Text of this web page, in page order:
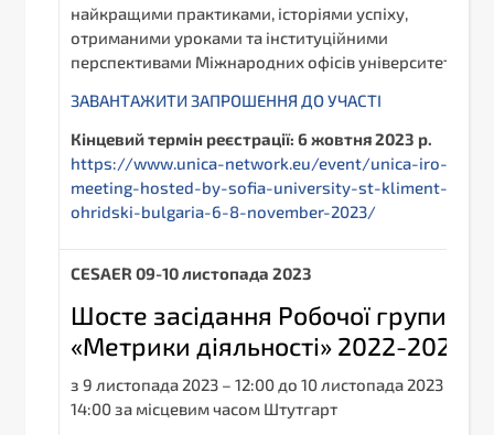
найкращими практиками, історіями успіху,
отриманими уроками та інституційними
перспективами Міжнародних офісів університетів.
ЗАВАНТАЖИТИ ЗАПРОШЕННЯ ДО УЧАСТІ
Кінцевий термін реєстрації: 6 жовтня 2023 р.
https://www.unica-network.eu/event/unica-iro-
meeting-hosted-by-sofia-university-st-kliment-
ohridski-bulgaria-6-8-november-2023/
СESAER 09-10 листопада 2023
Шосте засідання Робочої групи
«Метрики діяльності» 2022-2023
з 9 листопада 2023 – 12:00 до 10 листопада 2023 –
14:00 за місцевим часом Штутгарт